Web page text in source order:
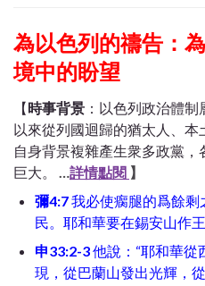
為以色列的禱告：
境中的盼望
【時事背景 ：以色列政治體
以來從列國迴歸的猶太人、
自身背景複雜產生衆多政黨
巨大。
詳情點閱 】
彌‬4:7我必使瘸腿的爲餘剩
民。耶和華要在錫安山作
申‬33:2-3他說：“耶和華從
現，從巴蘭山發出光輝，